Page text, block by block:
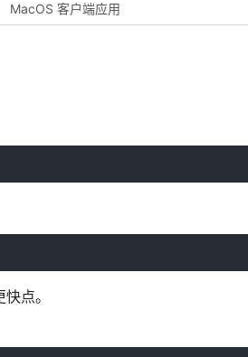
MacOS 客户端应用
点。